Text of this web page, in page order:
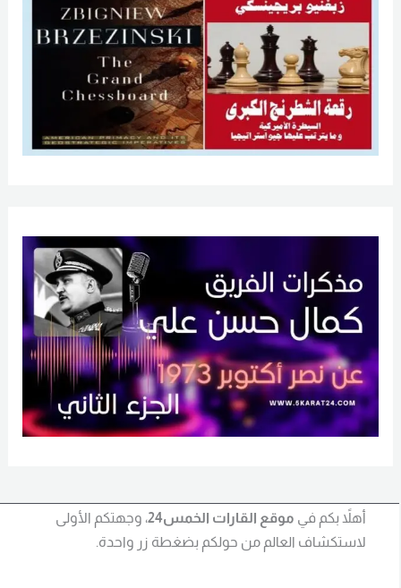
أهلاً بكم في موقع القارات الخمس24
، وجهتكم الأولى
لاستكشاف العالم من حولكم بضغطة زر واحدة.